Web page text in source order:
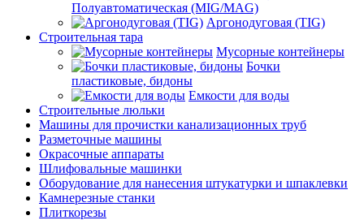
Полуавтоматическая (MIG/MAG)
Аргонодуговая (TIG)
Строительная тара
Мусорные контейнеры
Бочки
пластиковые, бидоны
Емкости для воды
Строительные люльки
Машины для прочистки канализационных труб
Разметочные машины
Окрасочные аппараты
Шлифовальные машинки
Оборудование для нанесения штукатурки и шпаклевки
Камнерезные станки
Плиткорезы